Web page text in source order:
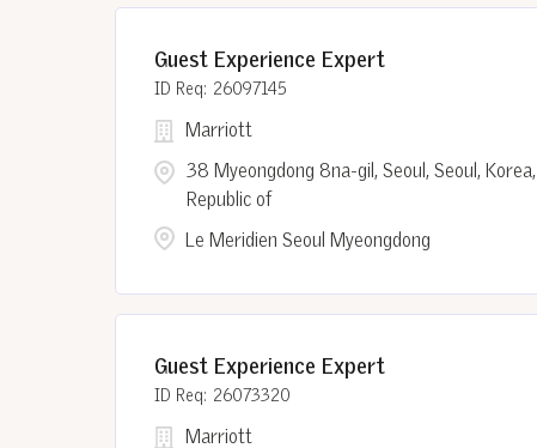
Guest Experience Expert
26097145
38 Myeongdong 8na-gil, Seoul, Seoul, Korea,
Republic of
Marriott
Le Meridien Seoul Myeongdong
Guest Experience Expert
26073320
Marriott